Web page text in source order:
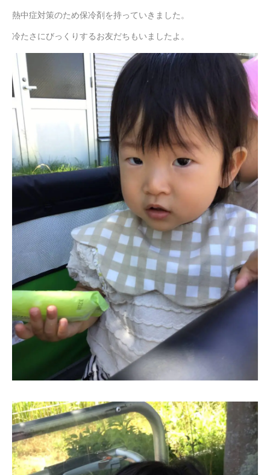
熱中症対策のため保冷剤を持っていきました。
冷たさにびっくりするお友だちもいましたよ。